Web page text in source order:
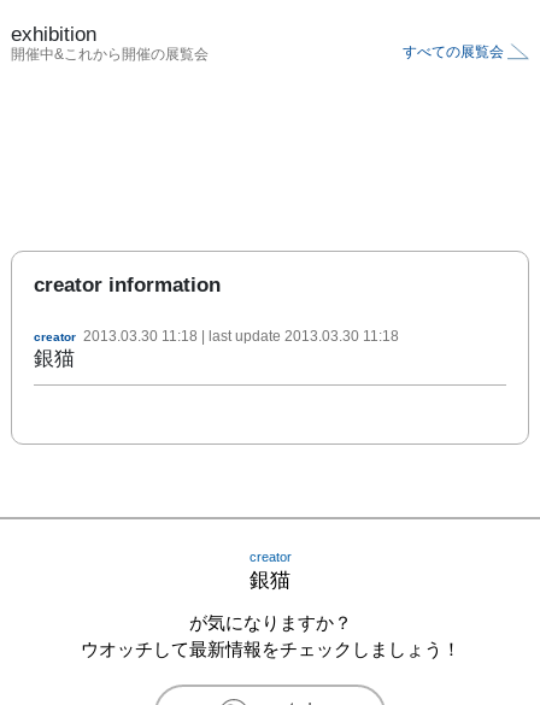
exhibition
開催中&これから開催の展覧会 すべての展覧会
creator information
creator 2013.03.30 11:18 | last update 2013.03.30 11:18
銀猫
creator
銀猫
が気になりますか？
ウオッチして最新情報をチェックしましょう！